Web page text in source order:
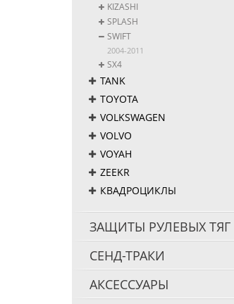
KIZASHI
SPLASH
SWIFT
2004-2011
SX4
TANK
TOYOTA
VOLKSWAGEN
VOLVO
VOYAH
ZEEKR
КВАДРОЦИКЛЫ
ЗАЩИТЫ РУЛЕВЫХ ТЯГ
СЕНД-ТРАКИ
АКСЕССУАРЫ